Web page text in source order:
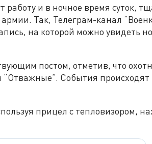
работу и в ночное время суток,
Так, Телеграм-канал
на которой можно увидеть
постом, отметив, что
События происходят
прицел с тепловизором,